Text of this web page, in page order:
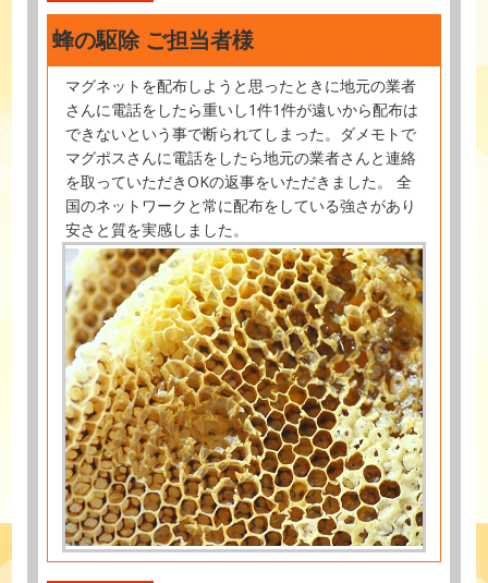
蜂の駆除 ご担当者様
マグネットを配布しようと思ったときに地元の業者
さんに電話をしたら重いし1件1件が遠いから配布は
できないという事で断られてしまった。ダメモトで
マグポスさんに電話をしたら地元の業者さんと連絡
を取っていただきOKの返事をいただきました。 全
国のネットワークと常に配布をしている強さがあり
安さと質を実感しました。